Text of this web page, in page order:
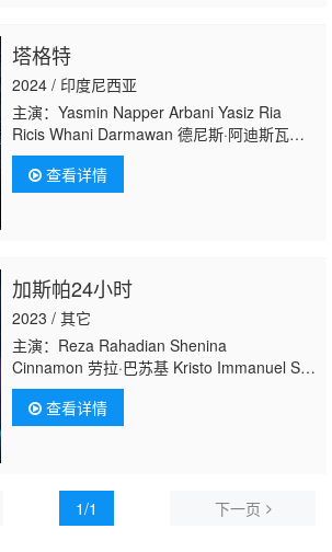
塔格特
2024 / 印度尼西亚
主演：Yasmin Napper Arbani Yasiz Ria
Ricis Whani Darmawan 德尼斯·阿迪斯瓦
拉 Hana Saraswati Keanu Azka Nasarius
Sudaryono
查看详情
加斯帕24小时
2023 / 其它
主演：Reza Rahadian Shenina
Cinnamon 劳拉·巴苏基 Kristo Immanuel Sal
Priadi Dewi Irawan Landung Simatupang Ali
Fikry Shofia Shireen Iswadi Pratama Alleyra
Fakhira Whani Darmawan Eka Tioda Heru
Kusuma Ikhsan
查看详情
1/1 下一页